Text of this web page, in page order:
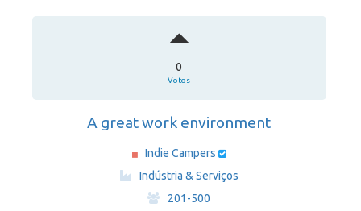
0
Votos
A great work environment
Indie Campers
Indústria & Serviços
·
201-500